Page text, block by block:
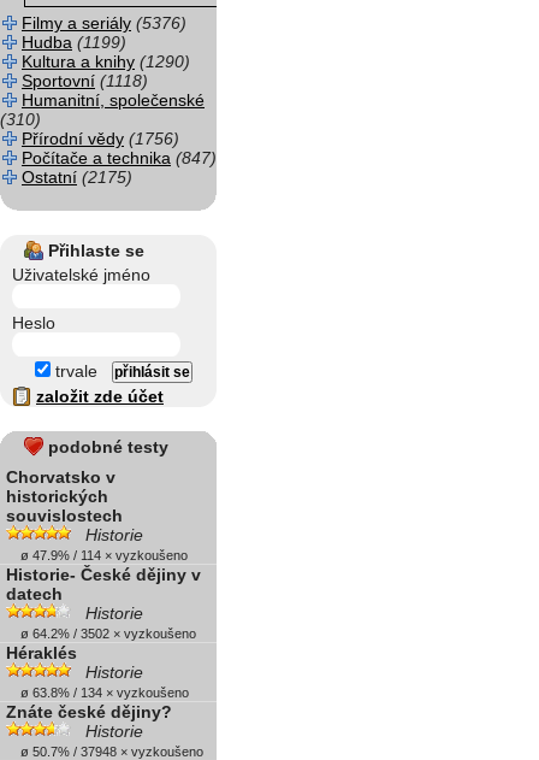
Filmy a seriály (5376)
Hudba (1199)
Kultura a knihy (1290)
Sportovní (1118)
Humanitní, společenské
(310)
Přírodní vědy (1756)
Počítače a technika (847)
Ostatní (2175)
Přihlaste se
Uživatelské jméno
Heslo
trvale
založit zde účet
podobné testy
Chorvatsko v
historických
souvislostech
Historie
ø 47.9% / 114 × vyzkoušeno
Historie- České dějiny v
datech
Historie
ø 64.2% / 3502 × vyzkoušeno
Héraklés
Historie
ø 63.8% / 134 × vyzkoušeno
Znáte české dějiny?
Historie
ø 50.7% / 37948 × vyzkoušeno